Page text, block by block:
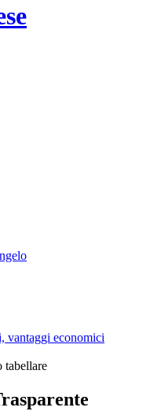
vantaggi economici
tabellare